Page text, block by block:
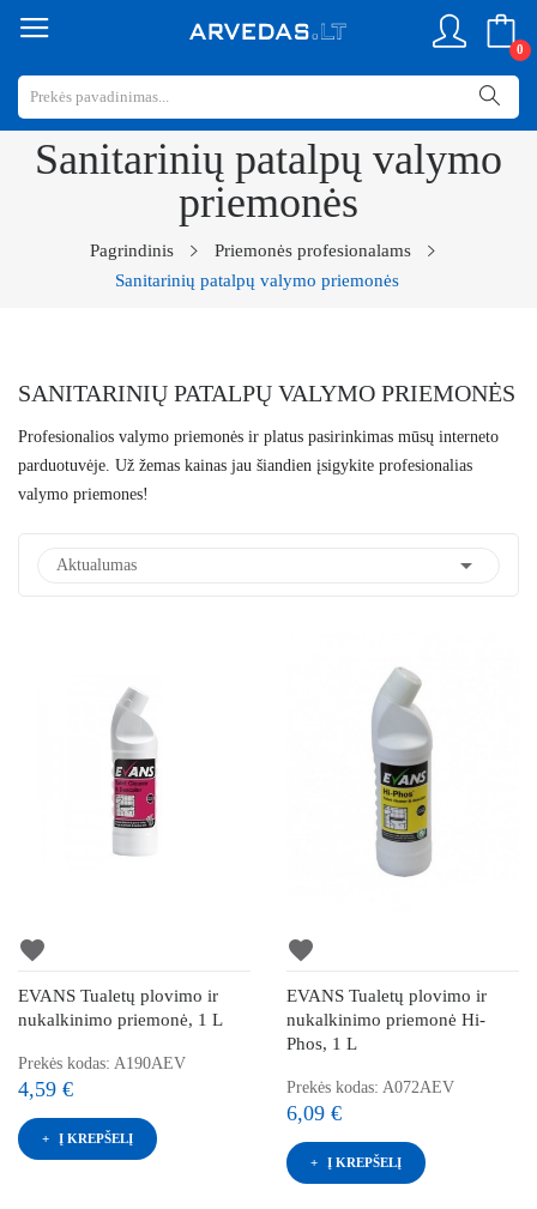
0
Sanitarinių patalpų valymo
priemonės
Pagrindinis
Priemonės profesionalams
Sanitarinių patalpų valymo priemonės
SANITARINIŲ PATALPŲ VALYMO PRIEMONĖS
Profesionalios valymo priemonės ir platus pasirinkimas mūsų interneto
parduotuvėje. Už žemas kainas jau šiandien įsigykite profesionalias
valymo priemones!
Aktualumas 
favorite
EVANS Tualetų plovimo ir
nukalkinimo priemonė, 1 L
Prekės kodas: A190AEV
4,59 €
Į KREPŠELĮ
favorite
EVANS Tualetų plovimo ir
nukalkinimo priemonė Hi-
Phos, 1 L
Prekės kodas: A072AEV
6,09 €
Į KREPŠELĮ